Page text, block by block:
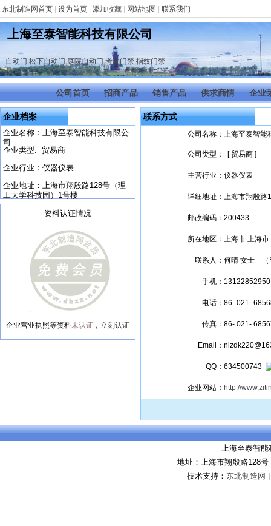
东北制造网首页 设为首页 添加收藏 网站地图 联系我们
上海至泰智能科技有限公司
自动门,松下自动门,庭院自动门,考勤门禁,指纹门禁
公司首页 招商产品 销售产品 供求商情 企业
企业档案
企业名称：上海至泰智能科技有限公
司
企业类型: 贸易商
企业行业：仪器仪表
企业地址：上海市翔殷路128号（理
工大学科技园）1号楼
资料认证情况
企业营业执照等资料未认证 ， 立刻认证
联系方式
公司名称： 上海至泰智能
公司类型： [ 贸易商 ]
主营行业： 仪器仪表
详细地址： 上海市翔殷路
邮政编码： 200433
所在地区： 上海市 上海市
联系人： 何晴 女士 （
手机： 13122852950
电话： 86- 021-
传真： 86- 021-
Email：
QQ： 634500743
企业网站： http://
上海至泰智能
地址：上海市翔殷路128
技术支持： 东北制造网